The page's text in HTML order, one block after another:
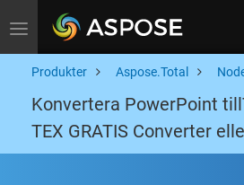
Toggle navigation
Produkter Aspose.Total
Konvertera PowerPoint
TEX GRATIS Converter